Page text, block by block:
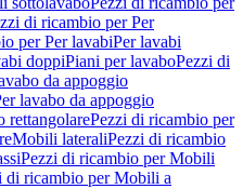
di ricambio per Per
per Per lavabiPer lavabi
doppiPiani per lavaboPezzi di
da appoggio
lavabo da appoggio
rettangolarePezzi di ricambio per
Mobili lateraliPezzi di ricambio
Pezzi di ricambio per Mobili
di ricambio per Mobili a